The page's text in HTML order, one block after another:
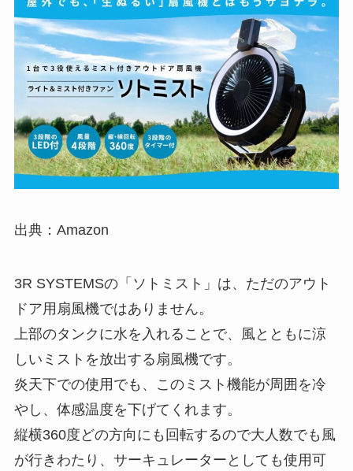
出典：Amazon
3R SYSTEMSの「ソトミスト」は、ただのアウト
ドア用扇風機ではありません。
上部のタンクに水を入れることで、風とともに涼
しいミストを放出する扇風機です。
炎天下での使用でも、このミスト機能が周囲を冷
やし、体感温度を下げてくれます。
縦横360度どの方向にも回転するので大人数でも風
が行きわたり、サーキュレーターとしても使用可